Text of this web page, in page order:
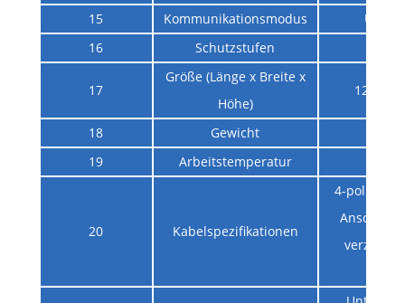
15 Kommunikationsmodus
UART-
16
Schutzstufen
17
Größe (Länge x Breite x
Höhe)
18 Gewicht
19
Arbeitstemperatur
20 Kabelspezifikationen
4-poliger